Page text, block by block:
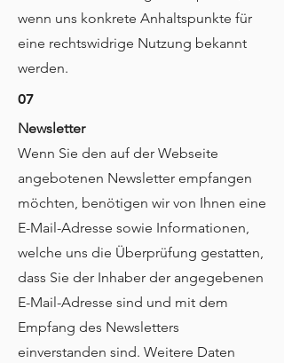
wenn uns konkrete Anhaltspunkte für
eine rechtswidrige Nutzung bekannt
werden.
07
Newsletter
Wenn Sie den auf der Webseite
angebotenen Newsletter empfangen
möchten, benötigen wir von Ihnen eine
E-Mail-Adresse sowie Informationen,
welche uns die Überprüfung gestatten,
dass Sie der Inhaber der angegebenen
E-Mail-Adresse sind und mit dem
Empfang des Newsletters
einverstanden sind. Weitere Daten